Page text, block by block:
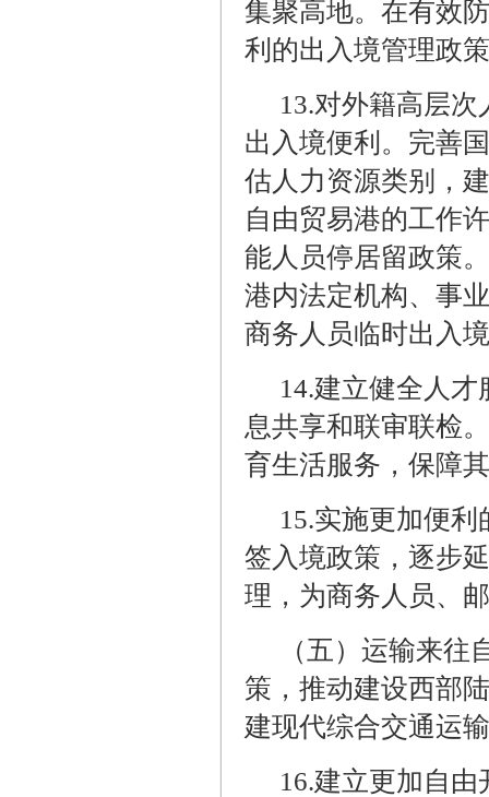
集聚高地。在有效
利的出入境管理政
13.对外籍高层次
出入境便利。完善
估人力资源类别，
自由贸易港的工作
能人员停居留政策
港内法定机构、事
商务人员临时出入
14.建立健全人才
息共享和联审联检
育生活服务，保障
15.实施更加便利
签入境政策，逐步
理，为商务人员、
（五）运输来
策，推动建设西部
建现代综合交通运
16.建立更加自由